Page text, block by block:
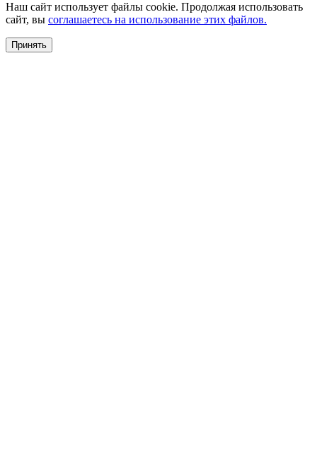
Наш сайт использует файлы cookie. Продолжая использовать
сайт, вы соглашаетесь на использование этих файлов.
Принять